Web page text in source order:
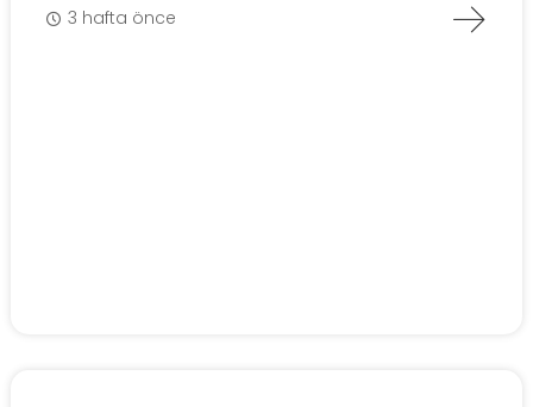
3 hafta önce